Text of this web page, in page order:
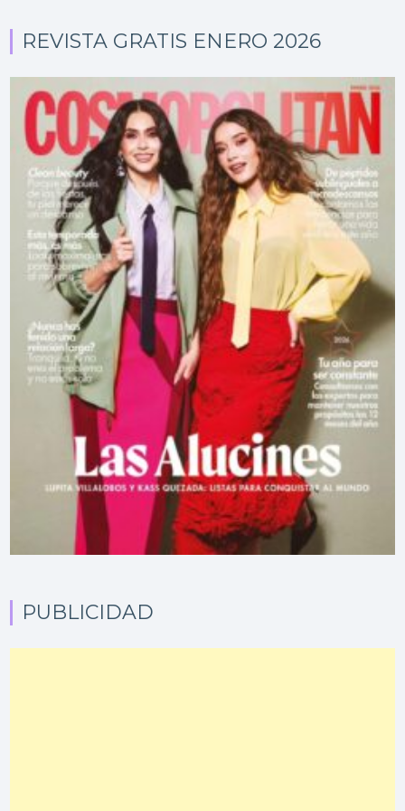
REVISTA GRATIS ENERO 2026
PUBLICIDAD